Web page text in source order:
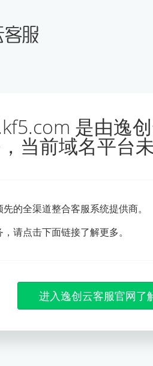
是由逸
当前域名平台
的全渠道整合客服系统提供商。
请点击下面链接了解更多。
进入逸创云客服官网了